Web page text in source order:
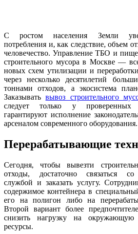
С ростом населения Земли
потребления и, как следствие, объем
человечество. Управление ТБО и
строительного мусора в Москве —
новых схем утилизации и
через несколько десятилетий
тоннами отходов, а экосистема
Заказыватьвывоз строительного
следует только у проверенных
гарантируют исполнение
арсеналом современного оборудования.
Перерабатывающие
Сегодня, чтобы вывезти
отходы, достаточно связаться со
службой и заказать услугу.
содержимое контейнера в
его на полигон либо на
Второй вариант более
снизить нагрузку на
ресурсы.